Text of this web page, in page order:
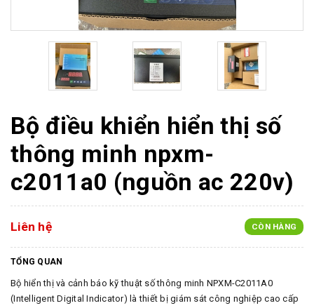
Bộ điều khiển hiển thị số
thông minh npxm-
c2011a0 (nguồn ac 220v)
Liên hệ CÒN HÀNG
TỔNG QUAN
Bộ hiển thị và cảnh báo kỹ thuật số thông minh NPXM-C2011A0
(Intelligent Digital Indicator) là thiết bị giám sát công nghiệp cao cấp